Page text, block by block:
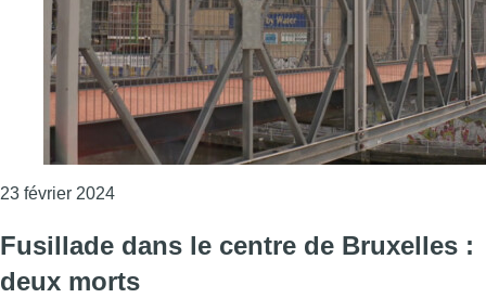
23 février 2024Consulter l'article "Réparation du pont
Fusillade dans le centre de Bruxelles :
deux morts